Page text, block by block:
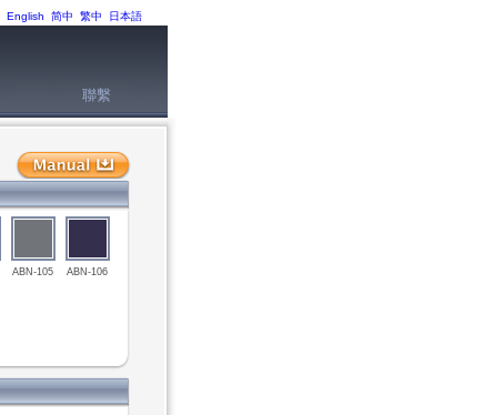
English 简中 繁中 日本語
聯繫
ABN-105 ABN-106